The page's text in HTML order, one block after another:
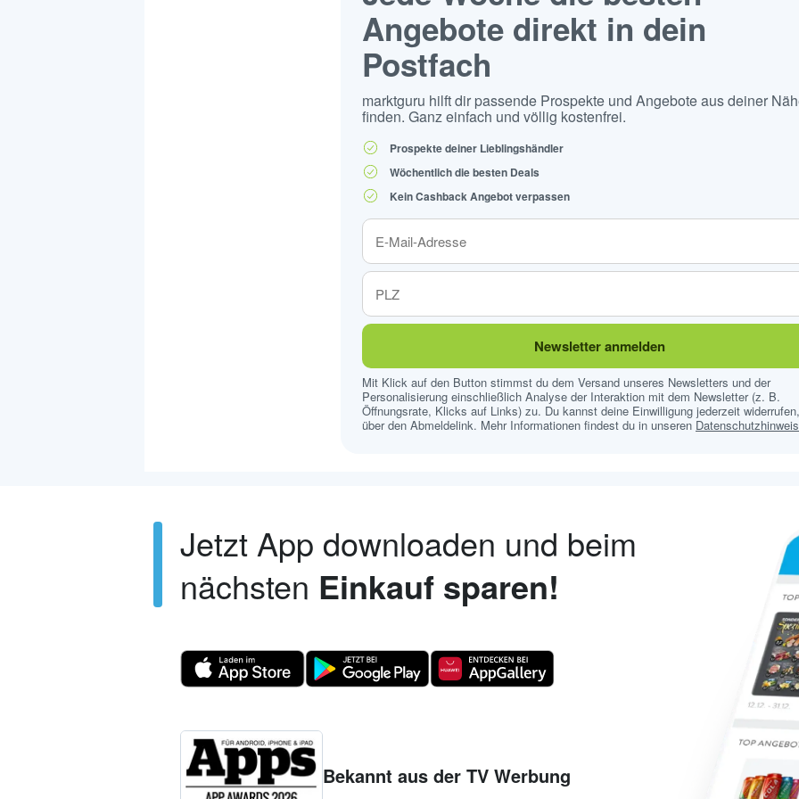
Angebote direkt in dein
Postfach
marktguru hilft dir passende Prospekte und Angebote aus deiner
finden. Ganz einfach und völlig kostenfrei.
Prospekte deiner Lieblingshändler
Wöchentlich die besten Deals
Kein Cashback Angebot verpassen
Newsletter anmelden
Mit Klick auf den Button stimmst du dem Versand unseres Newsletters und der
Personalisierung einschließlich Analyse der Interaktion mit dem Newsletter (z. B.
Öffnungsrate, Klicks auf Links) zu. Du kannst deine Einwilligung jederzeit
über den Abmeldelink. Mehr Informationen findest du in unseren
Jetzt App downloaden und beim
nächsten Einkauf sparen!
Bekannt aus der TV Werbung